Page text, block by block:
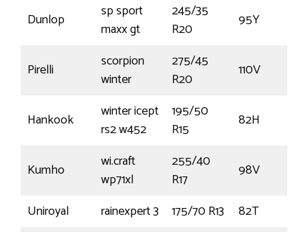
Dunlop
sp sport
maxx gt
245/35
R20
95Y
Pirelli
scorpion
winter
275/45
R20
110V
Hankook
winter icept
rs2 w452
195/50
R15
82H
Kumho
wi.craft
wp71xl
255/40
R17
98V
Uniroyal
rainexpert 3 175/70 R13
82T